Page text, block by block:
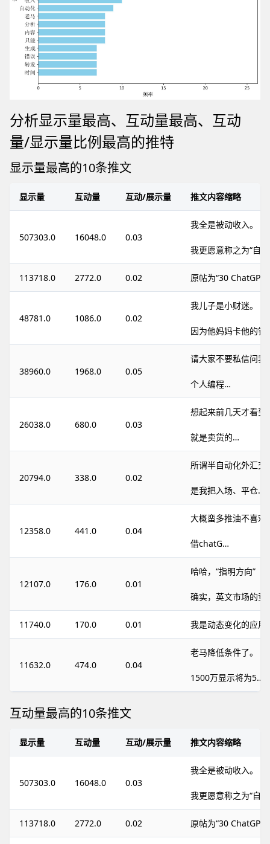
分析显示量最高、互动量最高、互动
量/显示量比例最高的推特
显示量最高的10条推文
显示量 互动量 互动/展示量 推文内容缩略
507303.0 16048.0 0.03
我全是被动收入。
我更愿意称之为“自
113718.0 2772.0 0.02 原帖为“30
48781.0 1086.0 0.02
我儿子是小财迷。
因为他妈妈卡他的
38960.0 1968.0 0.05
请大家不要私信问我
个人编程…
26038.0 680.0 0.03
想起来前几天才看到
就是卖货的…
20794.0 338.0 0.02
所谓半自动化外汇交
是我把入场、平仓…
12358.0 441.0 0.04
大概蛮多推油不喜欢
借chatG…
12107.0 176.0 0.01
哈哈，“指明方向”
确实，英文市场的
11740.0 170.0 0.01 我是动态变化的应
11632.0 474.0 0.04
老马降低条件了。
1500万显示将为5…
互动量最高的10条推文
显示量 互动量 互动/展示量 推文内容缩略
507303.0 16048.0 0.03
我全是被动收入。
我更愿意称之为“自
113718.0 2772.0 0.02 原帖为“30